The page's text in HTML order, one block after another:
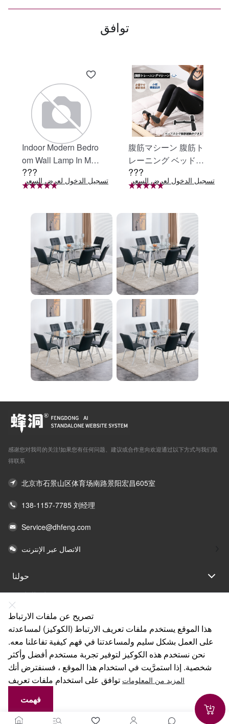
توافق
Indoor Modern Bedro
om Wall Lamp In Matt
e Black, Iron Clear Gl
ass Shade,4-Lights E
nity Light
???
تسجيل الدخول لعرض السعر
腹筋マシーン 腹筋ト
レーニング ベッド固
定 足固定 腹筋器具
腹筋マシン 足を押さ
レーニング器具 エク
ササイズ ダイエット
旅行 自宅 WBGHS-0
1-R
???
تسجيل الدخول لعرض السعر
感谢您对我司的关注!如果您有任何问题、建议或合作意向欢迎通过以下方式与我们取
得联系
北京市石景山区体育场南路景阳宏昌605室
138-1157-7785 刘经理
Service@dhfeng.com
الاتصال عبر الإنترنت
حولنا
بيان القانون
مساعدة
خدمة
الروابط
تصريح عن ملفات الارتباط
هذا الموقع يستخدم ملفات تعريف الارتباط (الكوكيز) لمساعدته
على العمل بشكل سليم ولمساعدتنا في فهم كيفية تفاعلنا معه.
نحن نستخدم هذه الكوكيز لتوفير تجربة مستخدم أفضل وأكثر
شخصية. إذا استمرَّيت في استخدام هذا الموقع ، فسنفترض أنك
المزيد من المعلومات
فهمت